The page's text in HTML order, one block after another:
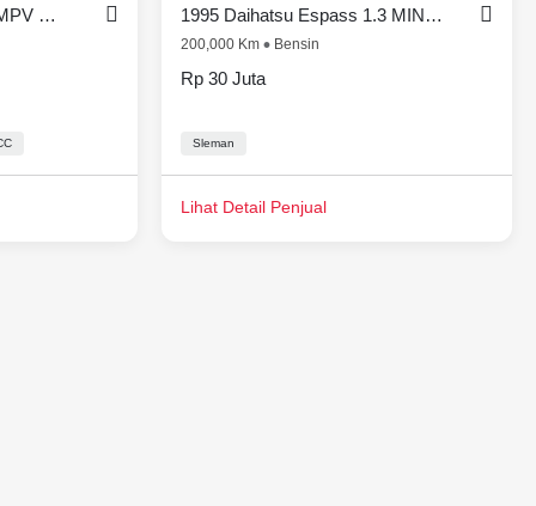
2000 Toyota Kijang 1.5L MPV Minivans 1995 Daihatsu Espass 1.3 MINIBUS
200,000 Km Bensin
Rp 30 Juta
Sleman
Lihat Detail Penjual